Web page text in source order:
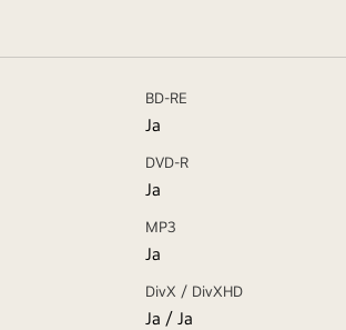
BD-RE
Ja
DVD-R
Ja
MP3
Ja
DivX / DivXHD
Ja / Ja